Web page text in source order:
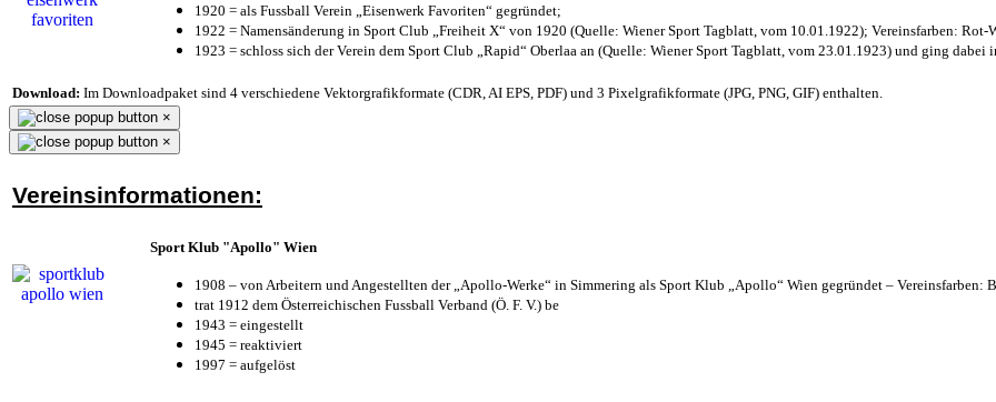
1920 = als Fussball Verein „Eisenwerk Favoriten“ gegründet;
1922 = Namensänderung in Sport Club „Freiheit X“ von 1920 (Quelle: Wiener Sport Tagblatt, vom 10.01.1922); Vereinsfarben: Rot-
1923 = schloss sich der Verein dem Sport Club „Rapid“ Oberlaa an (Quelle: Wiener Sport Tagblatt, vom 23.01.1923) und ging dabei
Download: Im Downloadpaket sind 4 verschiedene Vektorgrafikformate (CDR, AI EPS, PDF) und 3 Pixelgrafikformate (JPG, PNG, GIF) enthalten.
×
×
Vereinsinformationen:
Sport Klub "Apollo" Wien
1908 – von Arbeitern und Angestellten der „Apollo-Werke“ in Simmering als Sport Klub „Apollo“ Wien gegründet – Vereinsfarben:
trat 1912 dem Österreichischen Fussball Verband (Ö. F. V.) be
1943 = eingestellt
1945 = reaktiviert
1997 = aufgelöst